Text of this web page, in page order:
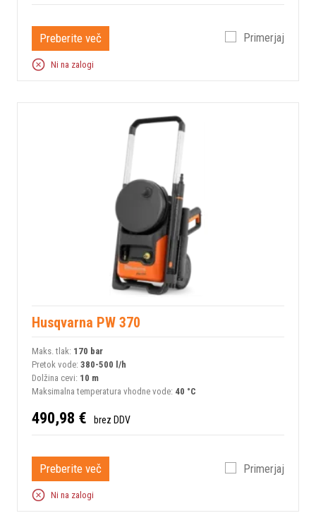
Preberite več Primerjaj
Ni na zalogi
Husqvarna PW 370
Maks. tlak: 170 bar
Pretok vode: 380-500 l/h
Dolžina cevi: 10 m
Maksimalna temperatura vhodne vode: 40 °C
490,98 € brez DDV
Preberite več Primerjaj
Ni na zalogi